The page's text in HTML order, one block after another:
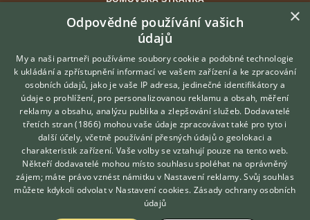
INZERCE
DISKUSE
ČLÁNKY
ATLAS
O nás
Kontakt
Možnosti zvýraznění inzerátů
Podmínky užití
Zpracování osobních údajů
Přihlášení
Hledáte zvířecího kamaráda?
Zdarma vám poradí
VETERINÁŘ ONLINE
KONZULTOVAT S
VETERINÁŘEM
×
Odpovědné používání vašich
údajů
My a naši partneři používáme soubory cookie a podobné technologie
k ukládání a zpřístupnění informací ve vašem zařízení a ke zpracování
osobních údajů, jako je vaše IP adresa, jedinečné identifikátory a
údaje o prohlížení, pro personalizovanou reklamu a obsah, měření
reklamy a obsahu, analýzu publika a zlepšování služeb. Dodavatelé
třetích stran (1866) mohou vaše údaje zpracovávat také pro tyto i
další účely, včetně používání přesných údajů o geolokaci a
charakteristik zařízení. Vaše volby se vztahují pouze na tento web.
Někteří dodavatelé mohou místo souhlasu spoléhat na oprávněný
zájem; máte právo vznést námitku v Nastavení reklamy. Svůj souhlas
můžete kdykoli odvolat v Nastavení cookies. Zásady ochrany osobních
údajů